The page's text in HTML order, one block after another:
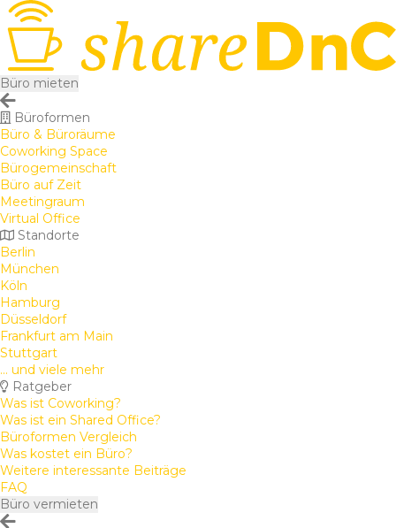
Büro mieten
Büroformen
Büro & Büroräume
Coworking Space
Bürogemeinschaft
Büro auf Zeit
Meetingraum
Virtual Office
Standorte
Berlin
München
Köln
Hamburg
Düsseldorf
Frankfurt am Main
Stuttgart
... und viele mehr
Ratgeber
Was ist Coworking?
Was ist ein Shared Office?
Büroformen Vergleich
Was kostet ein Büro?
Weitere interessante Beiträge
FAQ
Büro vermieten